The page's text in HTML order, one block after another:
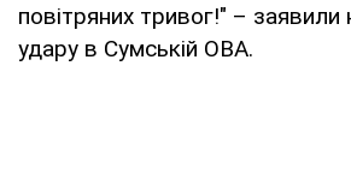
повітряних тривог!" – заявили
удару в Сумській ОВА.